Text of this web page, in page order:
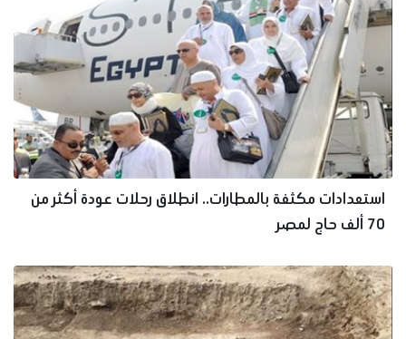
استعدادات مكثفة بالمطارات.. انطلاق رحلات عودة أكثر من
70 ألف حاج لمصر